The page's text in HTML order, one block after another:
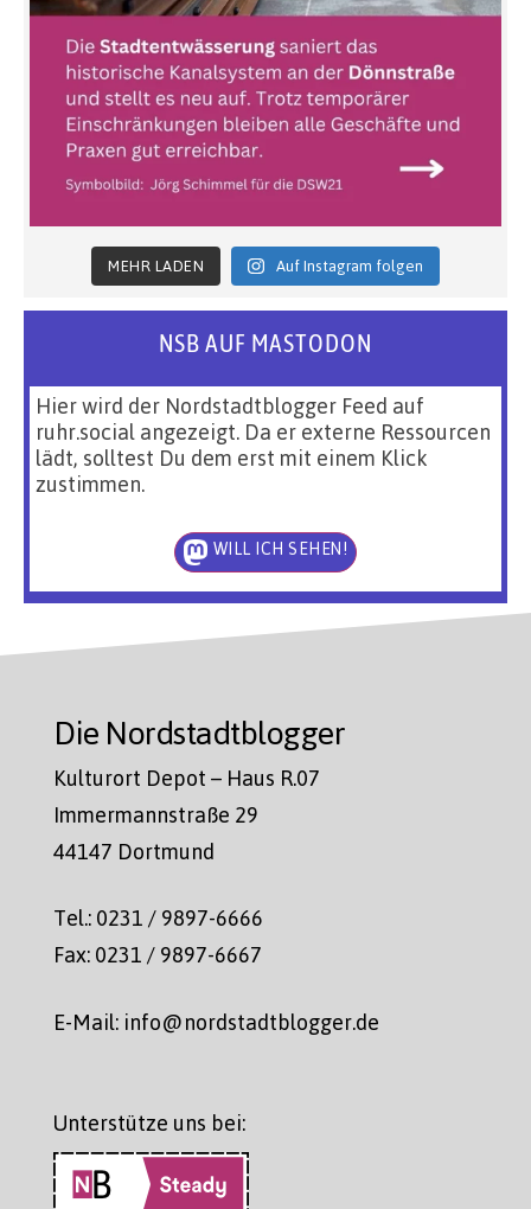
MEHR LADEN Auf Instagram folgen
NSB AUF MASTODON
Hier wird der Nordstadtblogger Feed auf
ruhr.social angezeigt. Da er externe Ressourcen
lädt, solltest Du dem erst mit einem Klick
zustimmen.
WILL ICH SEHEN!
Die Nordstadtblogger
Kulturort Depot – Haus R.07
Immermannstraße 29
44147 Dortmund
Tel.: 0231 / 9897-6666
Fax: 0231 / 9897-6667
E-Mail: info@nordstadtblogger.de
Unterstütze uns bei: